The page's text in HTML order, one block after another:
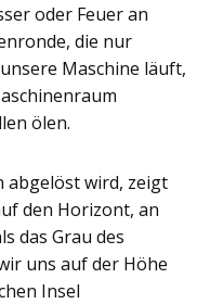
oder Feuer an
die nur
Maschine läuft,
ölen.
abgelöst wird, zeigt
den Horizont, an
das Grau des
uns auf der Höhe
Insel